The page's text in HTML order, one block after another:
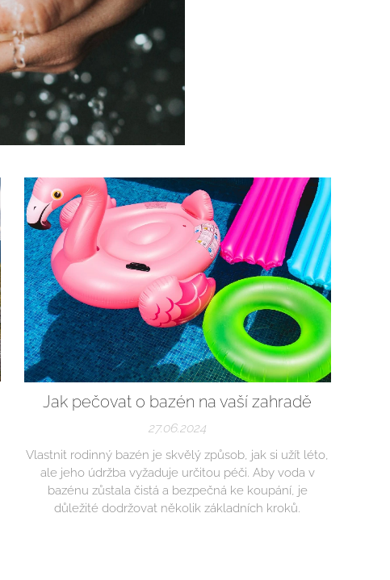
Jak pečovat o bazén na vaší zahradě
27.06.2024
Vlastnit rodinný bazén je skvělý způsob, jak si užít léto,
ale jeho údržba vyžaduje určitou péči. Aby voda v
bazénu zůstala čistá a bezpečná ke koupání, je
důležité dodržovat několik základních kroků.